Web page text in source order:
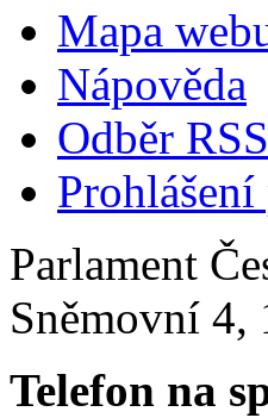
Mapa
Nápověda
Odběr RSS
Parlament
Sněmovní 4,
Telefon na